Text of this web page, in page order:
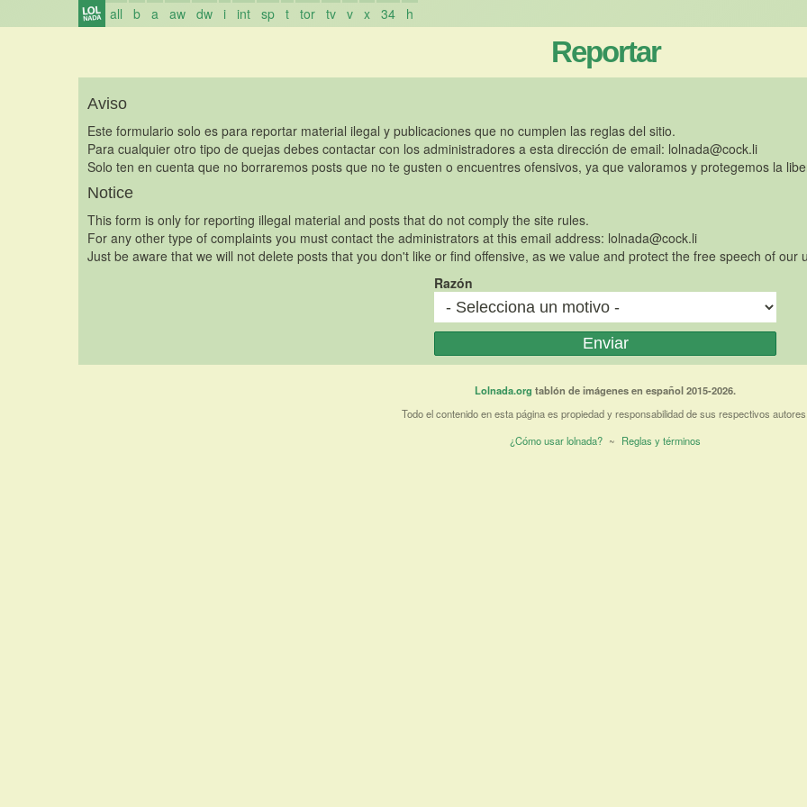
all b a aw dw i int sp t tor tv v x 34 h
Reportar
Aviso
Este formulario solo es para reportar material ilegal y publicaciones que no cumplen las reglas del sitio.
Para cualquier otro tipo de quejas debes contactar con los administradores a esta dirección de email: lolnada@cock.li
Solo ten en cuenta que no borraremos posts que no te gusten o encuentres ofensivos, ya que valoramos y protegemos la
Notice
This form is only for reporting illegal material and posts that do not comply the site rules.
For any other type of complaints you must contact the administrators at this email address: lolnada@cock.li
Just be aware that we will not delete posts that you don't like or find offensive, as we value and protect the free speech of our
Razón
Lolnada.org tablón de imágenes en español 2015-2026.
Todo el contenido en esta página es propiedad y responsabilidad de sus respectivos
¿Cómo usar lolnada? ~ Reglas y términos